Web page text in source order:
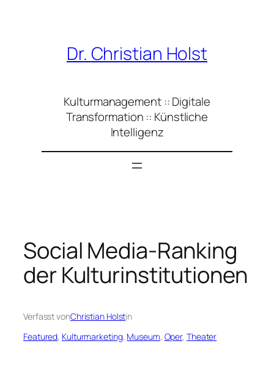
Dr. Christian Holst
Kulturmanagement :: Digitale
Transformation :: Künstliche
Intelligenz
Social Media-Ranking
der Kulturinstitutionen
Verfasst vonChristian Holstin
Featured, Kulturmarketing, Museum, Oper, Theater